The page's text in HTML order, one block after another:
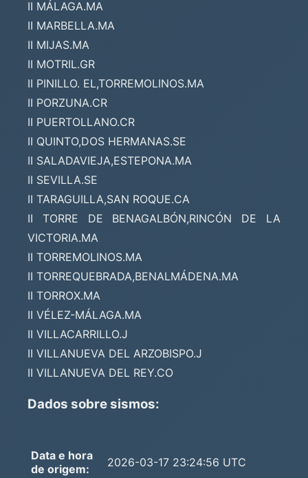
II MÁLAGA.MA
II MARBELLA.MA
II MIJAS.MA
II MOTRIL.GR
II PINILLO. EL,TORREMOLINOS.MA
II PORZUNA.CR
II PUERTOLLANO.CR
II QUINTO,DOS HERMANAS.SE
II SALADAVIEJA,ESTEPONA.MA
II SEVILLA.SE
II TARAGUILLA,SAN ROQUE.CA
II TORRE DE BENAGALBÓN,RINCÓN DE LA
VICTORIA.MA
II TORREMOLINOS.MA
II TORREQUEBRADA,BENALMÁDENA.MA
II TORROX.MA
II VÉLEZ-MÁLAGA.MA
II VILLACARRILLO.J
II VILLANUEVA DEL ARZOBISPO.J
II VILLANUEVA DEL REY.CO
Dados sobre sismos:
Data e hora
de origem:
2026-03-17 23:24:56 UTC